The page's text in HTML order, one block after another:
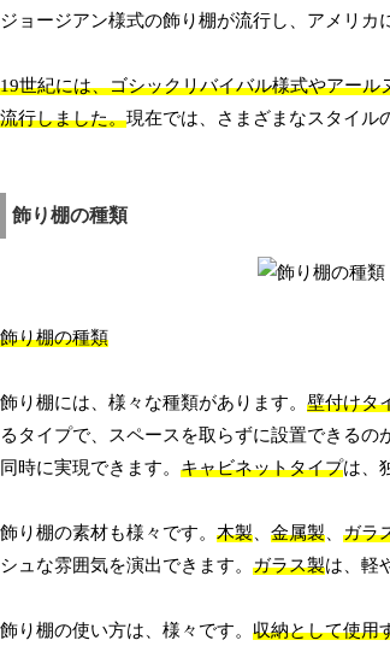
ジョージアン様式の飾り棚が流行し、アメリカ
19世紀には、ゴシックリバイバル様式やアー
流行しました。現在では、さまざまなスタイル
飾り棚の種類
飾り棚の種類
飾り棚には、様々な種類があります。 壁付けタ
るタイプで、スペースを取らずに設置できるの
同時に実現できます。 キャビネットタイプは、
飾り棚の素材も様々です。 木製 金属製 ガラ
シュな雰囲気を演出できます。 ガラス製は、軽
飾り棚の使い方は、様々です。 収納として使用